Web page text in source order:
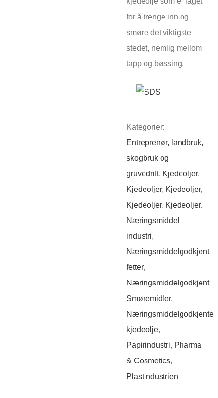
for å trenge inn og
smøre det viktigste
stedet, nemlig mellom
tapp og bøssing.
Kategorier:
Entreprenør, landbruk,
skogbruk og
gruvedrift, Kjedeoljer,
Kjedeoljer, Kjedeoljer,
Kjedeoljer, Kjedeoljer,
Næringsmiddel
industri,
Næringsmiddelgodkjent
fetter,
Næringsmiddelgodkjent
Smøremidler,
Næringsmiddelgodkjente
kjedeolje,
Papirindustri, Pharma
& Cosmetics,
Plastindustrien